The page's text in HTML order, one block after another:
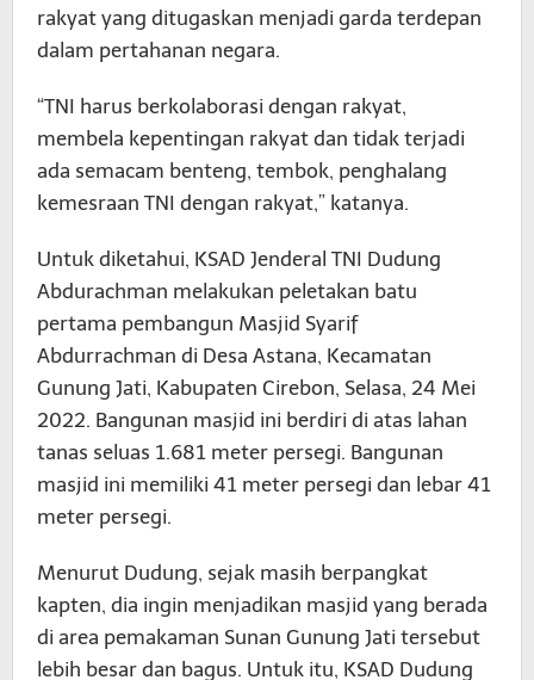
rakyat yang ditugaskan menjadi garda terdepan
dalam pertahanan negara.
“TNI harus berkolaborasi dengan rakyat,
membela kepentingan rakyat dan tidak terjadi
ada semacam benteng, tembok, penghalang
kemesraan TNI dengan rakyat,” katanya.
Untuk diketahui, KSAD Jenderal TNI Dudung
Abdurachman melakukan peletakan batu
pertama pembangun Masjid Syarif
Abdurrachman di Desa Astana, Kecamatan
Gunung Jati, Kabupaten Cirebon, Selasa, 24 Mei
2022. Bangunan masjid ini berdiri di atas lahan
tanas seluas 1.681 meter persegi. Bangunan
masjid ini memiliki 41 meter persegi dan lebar 41
meter persegi.
Menurut Dudung, sejak masih berpangkat
kapten, dia ingin menjadikan masjid yang berada
di area pemakaman Sunan Gunung Jati tersebut
lebih besar dan bagus. Untuk itu, KSAD Dudung